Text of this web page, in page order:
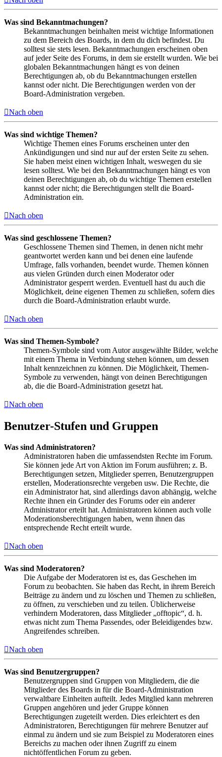
Was sind Bekanntmachungen?
Bekanntmachungen beinhalten meist wichtige Informationen
zu dem Bereich des Boards, in dem du dich befindest. Du
solltest sie stets lesen. Bekanntmachungen erscheinen oben
auf jeder Seite des Forums, in dem sie erstellt wurden. Wie bei
globalen Bekanntmachungen hängt es von deinen
Berechtigungen ab, ob du Bekanntmachungen erstellen
kannst oder nicht. Die Berechtigungen werden von der
Board-Administration vergeben.
Nach oben
Was sind wichtige Themen?
Wichtige Themen eines Forums erscheinen unter den
Ankündigungen und sind nur auf der ersten Seite zu sehen.
Sie haben meist einen wichtigen Inhalt, weswegen du sie
lesen solltest. Wie bei den Bekanntmachungen hängt es von
deinen Berechtigungen ab, ob du wichtige Themen erstellen
kannst oder nicht; die Berechtigungen stellt die Board-
Administration ein.
Nach oben
Was sind geschlossene Themen?
Geschlossene Themen sind Themen, in denen nicht mehr
geantwortet werden kann und bei denen eine laufende
Umfrage, falls vorhanden, beendet wurde. Themen können
aus vielen Gründen durch einen Moderator oder
Administrator gesperrt werden. Eventuell hast du auch die
Möglichkeit, deine eigenen Themen zu schließen, sofern dies
durch die Board-Administration erlaubt wurde.
Nach oben
Was sind Themen-Symbole?
Themen-Symbole sind vom Autor ausgewählte Bilder, welche
mit einem Thema in Verbindung stehen können, um dessen
Inhalt kennzeichnen zu können. Die Möglichkeit, Themen-
Symbole zu verwenden, hängt von deinen Berechtigungen
ab, die die Board-Administration gesetzt hat.
Nach oben
Benutzer-Stufen und Gruppen
Was sind Administratoren?
Administratoren haben die umfassendsten Rechte im Forum.
Sie können jede Art von Aktion im Forum ausführen; z. B.
Berechtigungen setzen, Mitglieder sperren, Benutzergruppen
erstellen, Moderationsrechte vergeben usw. Die Rechte, die
ein Administrator hat, sind allerdings davon abhängig, welche
Rechte ihnen ein Gründer des Forums oder ein anderer
Administrator erteilt hat. Administratoren können auch volle
Moderationsberechtigungen haben, wenn ihnen das
entsprechende Recht erteilt wurde.
Nach oben
Was sind Moderatoren?
Die Aufgabe der Moderatoren ist es, das Geschehen im
Forum zu beobachten. Sie haben das Recht, in ihrem Bereich
Beiträge zu ändern und zu löschen und Themen zu schließen,
zu öffnen, zu verschieben und zu teilen. Üblicherweise
verhindern Moderatoren, dass Mitglieder „offtopic“, d. h.
etwas nicht zum Thema Passendes, oder Beleidigendes bzw.
Angreifendes schreiben.
Nach oben
Was sind Benutzergruppen?
Benutzergruppen sind Gruppen von Mitgliedern, die die
Mitglieder des Boards in für die Board-Administration
verwaltbare Einheiten aufteilt. Jedes Mitglied kann mehreren
Gruppen angehören und jeder Gruppe können
Berechtigungen zugeteilt werden. Dies erleichtert es den
Administratoren, Berechtigungen für mehrere Benutzer auf
einmal zu ändern und sie zum Beispiel zu Moderatoren eines
Bereichs zu machen oder ihnen Zugriff zu einem
nichtöffentlichen Forum zu geben.